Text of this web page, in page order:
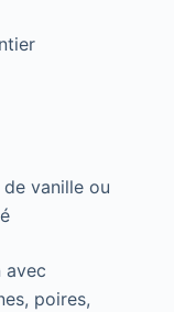
vanille ou
avec
poires,